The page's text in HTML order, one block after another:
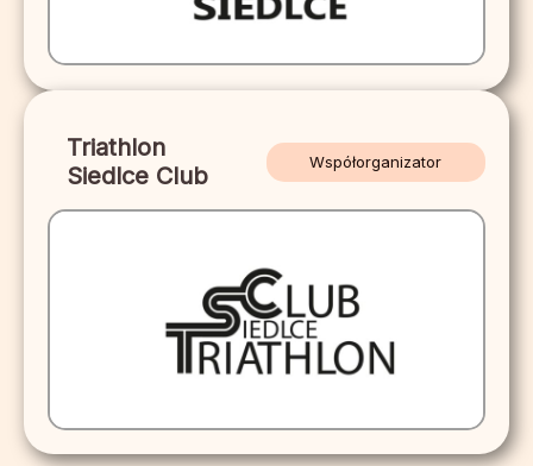
Triathlon
Siedlce Club
Współorganizator